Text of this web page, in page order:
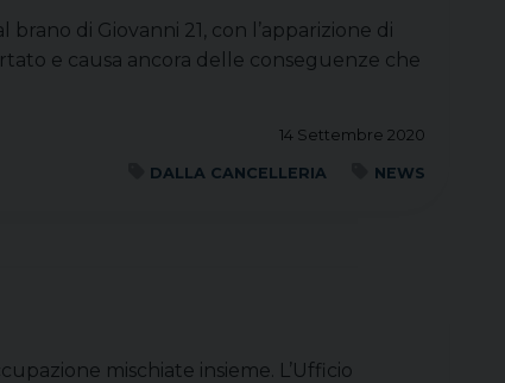
di Giovanni 21, con l’apparizione di
e causa ancora delle conseguenze che
14 Settembre 2020
DALLA CANCELLERIA
NEWS
mischiate insieme. L’Ufficio